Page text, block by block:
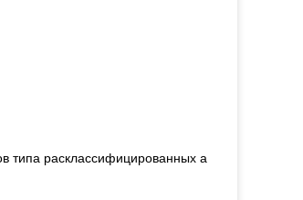
типа расклассифицированных a